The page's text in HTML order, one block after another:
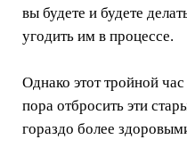
вы будете и будете
угодить им в процессе.
Однако этот тройной
пора отбросить эти
гораздо более